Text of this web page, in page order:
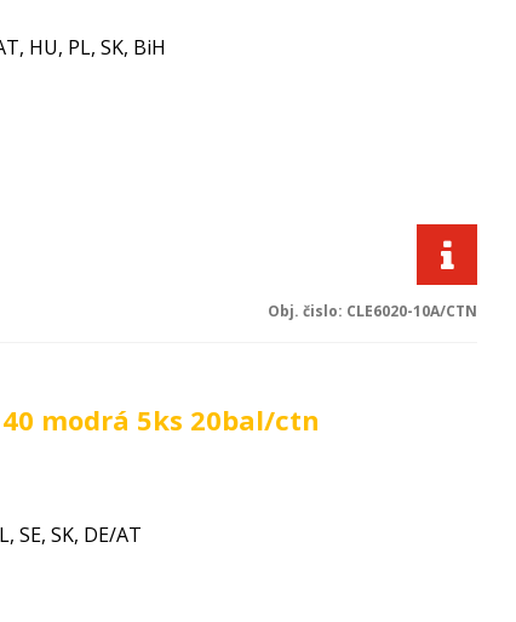
HU, PL, SK, BiH
Obj. čislo: CLE6020-10A/CTN
modrá 5ks 20bal/ctn
SE, SK, DE/AT